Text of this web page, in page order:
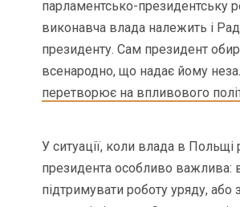
парламентсько-президентську
виконавча влада належить і Раді
президенту. Сам президент
всенародно, що надає йому
перетворює на впливового
У ситуації, коли влада в Польщі
президента особливо важлива:
підтримувати роботу уряду, або